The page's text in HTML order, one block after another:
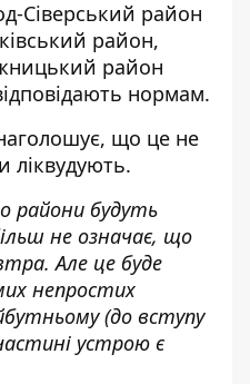
Сіверський район
район,
район
нормам.
що це не
ліквудують.
райони будуть
не означає, що
Але це буде
непростих
(до вступу
устрою є